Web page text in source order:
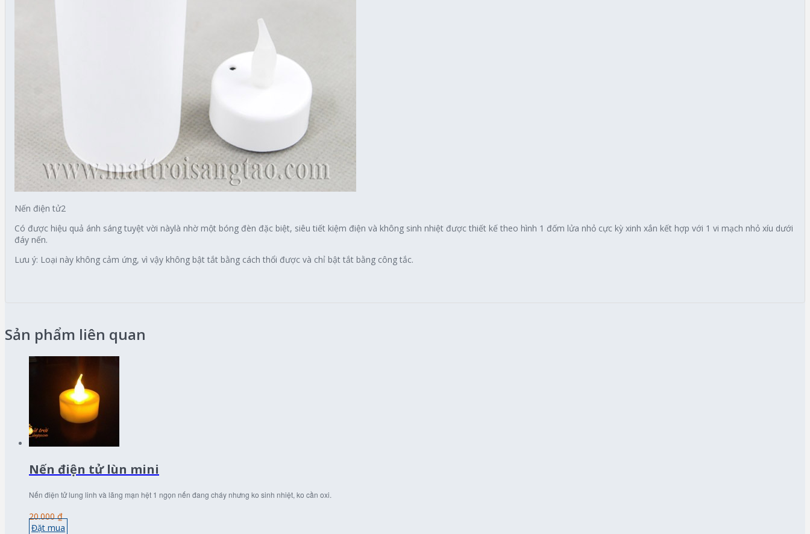
Nến điện tử2
Có được hiệu quả ánh sáng tuyệt vời nàylà nhờ một bóng đèn đặc biệt, siêu tiết kiệm điện và không sinh nhiệt được thiết kế theo hình 1 đốm lửa nhỏ cực kỳ xinh xắn kết hợp với 1 vi mạch nhỏ xíu dưới
đáy nến.
Lưu ý: Loại này không cảm ứng, vì vậy không bật tắt bằng cách thổi được và chỉ bật tắt bằng công tắc.
Sản phẩm liên quan
Nến điện tử lùn mini
Nến điện tử lung linh và lãng mạn hệt 1 ngọn nến đang cháy nhưng ko sinh nhiệt, ko cần oxi.
20.000 ₫
Đặt mua